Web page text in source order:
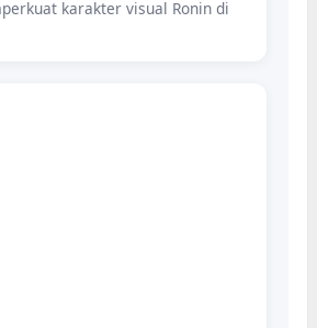
karakter visual Ronin di